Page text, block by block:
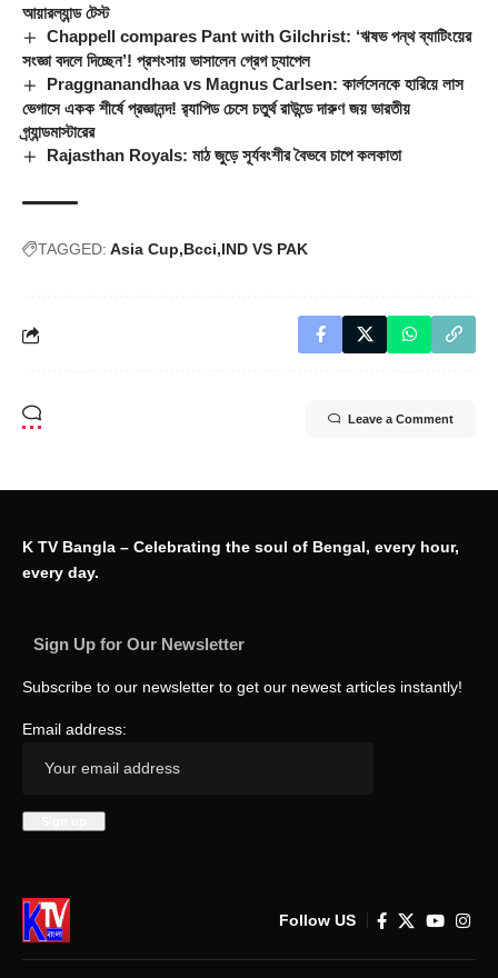
আয়ারল্যান্ড টেস্ট
Chappell compares Pant with Gilchrist: ‘ঋষভ পন্থ ব্যাটিংয়ের
সংজ্ঞা বদলে দিচ্ছেন’! প্রশংসায় ভাসালেন গ্রেগ চ্যাপেল
Praggnanandhaa vs Magnus Carlsen: কার্লসেনকে হারিয়ে লাস
ভেগাসে একক শীর্ষে প্রজ্ঞানন্দ! র‍্যাপিড চেসে চতুর্থ রাউন্ডে দারুণ জয় ভারতীয়
গ্র্যান্ডমাস্টারের
Rajasthan Royals: মাঠ জুড়ে সূর্যবংশীর বৈভবে চাপে কলকাতা
TAGGED: Asia Cup Bcci IND VS PAK
Leave a Comment
K TV Bangla – Celebrating the soul of Bengal, every hour,
every day.
Sign Up for Our Newsletter
Subscribe to our newsletter to get our newest articles instantly!
Email address:
Follow US